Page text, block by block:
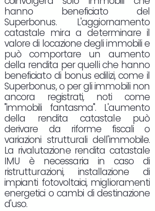
hanno beneficiato del
Superbonus. L'aggiornamento
catastale mira a determinare il
valore di locazione degli immobili e
può comportare un aumento
della rendita per quelli che hanno
beneficiato di bonus edilizi, come il
Superbonus, o per gli immobili non
ancora registrati, noti come
"immobili fantasma". L'aumento
della rendita catastale può
derivare da riforme fiscali o
variazioni strutturali dell'immobile.
La rivalutazione rendita catastale
IMU è necessaria in caso di
ristrutturazioni, installazione di
impianti fotovoltaici, miglioramenti
energetici o cambi di destinazione
d'uso.